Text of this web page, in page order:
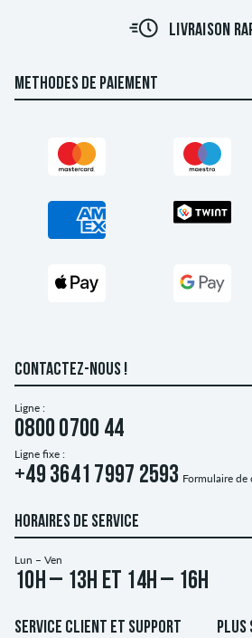
LIVRAISON
METHODES DE PAIEMENT
CONTACTEZ-NOUS !
Ligne :
0800 0700 44
Ligne fixe :
+49 3641 7997 2593 Formulaire de
HORAIRES DE SERVICE
Lun – Ven
10h – 13h et 14h – 16h
SERVICE CLIENT ET SUPPORT PLUS